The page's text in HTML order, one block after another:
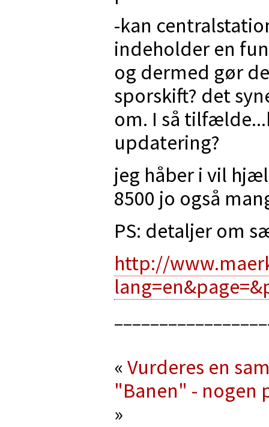
-kan
indeholder en
og dermed gør
sporskift? det
om. I så
updatering?
jeg håber i vil
8500 jo også
PS: detaljer om
http://
«Vurderes en
"Banen" - nogen
»